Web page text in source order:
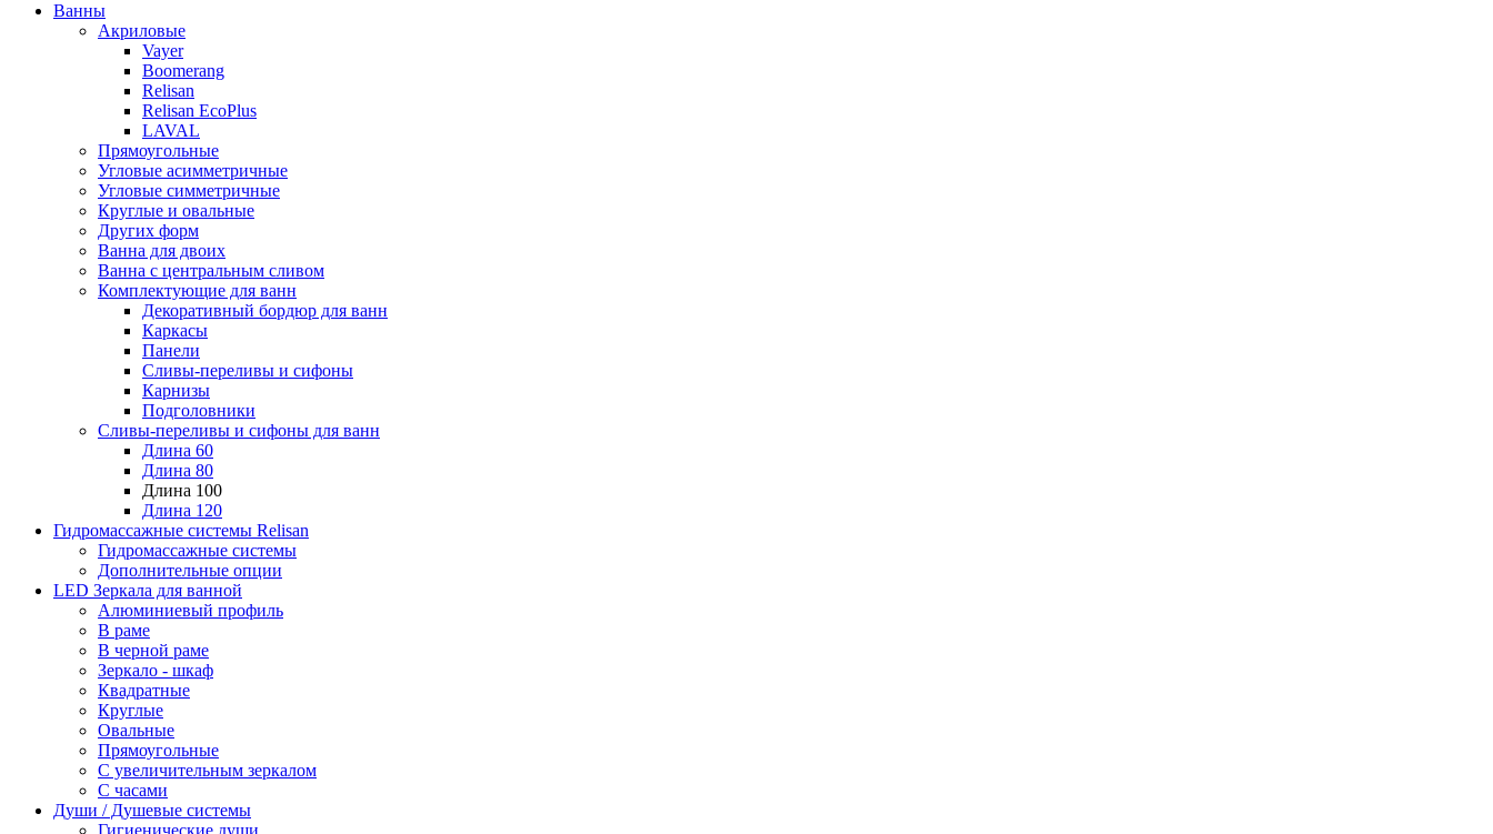
Ванны
Акриловые
Vayer
Boomerang
Relisan
Relisan EcoPlus
LAVAL
Прямоугольные
Угловые асимметричные
Угловые симметричные
Круглые и овальные
Других форм
Ванна для двоих
Ванна с центральным сливом
Комплектующие для ванн
Декоративный бордюр для ванн
Каркасы
Панели
Сливы-переливы и сифоны
Карнизы
Подголовники
Сливы-переливы и сифоны для ванн
Длина 60
Длина 80
Длина 100
Длина 120
Гидромассажные системы Relisan
Гидромассажные системы
Дополнительные опции
LED Зеркала для ванной
Алюминиевый профиль
В раме
В черной раме
Зеркало - шкаф
Квадратные
Круглые
Овальные
Прямоугольные
С увеличительным зеркалом
С часами
Души / Душевые системы
Гигиенические души